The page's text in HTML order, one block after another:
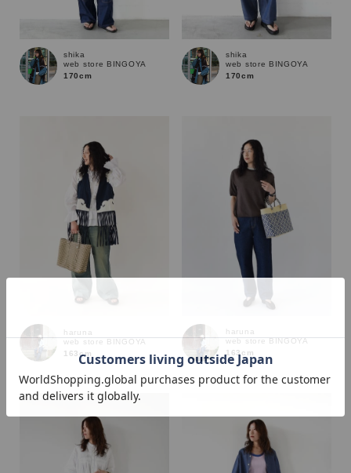
shika
web store BINGOYA
170cm
shika
web store BINGOYA
170cm
haruna
web store BINGOYA
163cm
haruna
web store BINGOYA
163cm